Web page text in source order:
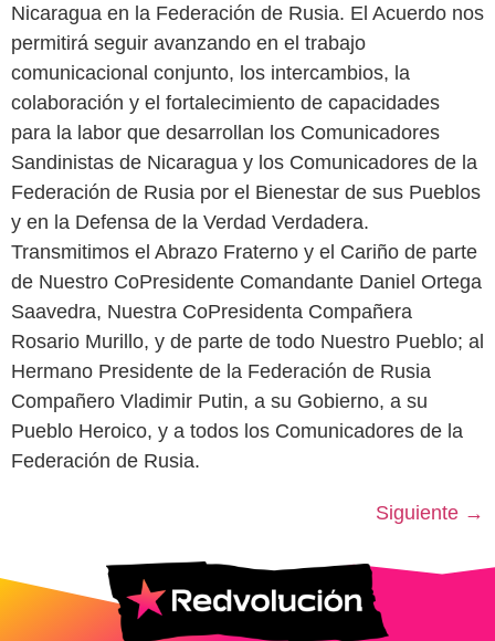
Nicaragua en la Federación de Rusia. El Acuerdo nos
permitirá seguir avanzando en el trabajo
comunicacional conjunto, los intercambios, la
colaboración y el fortalecimiento de capacidades
para la labor que desarrollan los Comunicadores
Sandinistas de Nicaragua y los Comunicadores de la
Federación de Rusia por el Bienestar de sus Pueblos
y en la Defensa de la Verdad Verdadera.
Transmitimos el Abrazo Fraterno y el Cariño de parte
de Nuestro CoPresidente Comandante Daniel Ortega
Saavedra, Nuestra CoPresidenta Compañera
Rosario Murillo, y de parte de todo Nuestro Pueblo; al
Hermano Presidente de la Federación de Rusia
Compañero Vladimir Putin, a su Gobierno, a su
Pueblo Heroico, y a todos los Comunicadores de la
Federación de Rusia.
Siguiente →